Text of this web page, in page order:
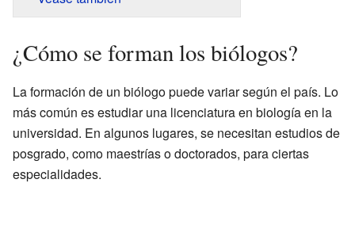
¿Cómo se forman los biólogos?
La formación de un biólogo puede variar según el país. Lo
más común es estudiar una licenciatura en biología en la
universidad. En algunos lugares, se necesitan estudios de
posgrado, como maestrías o doctorados, para ciertas
especialidades.